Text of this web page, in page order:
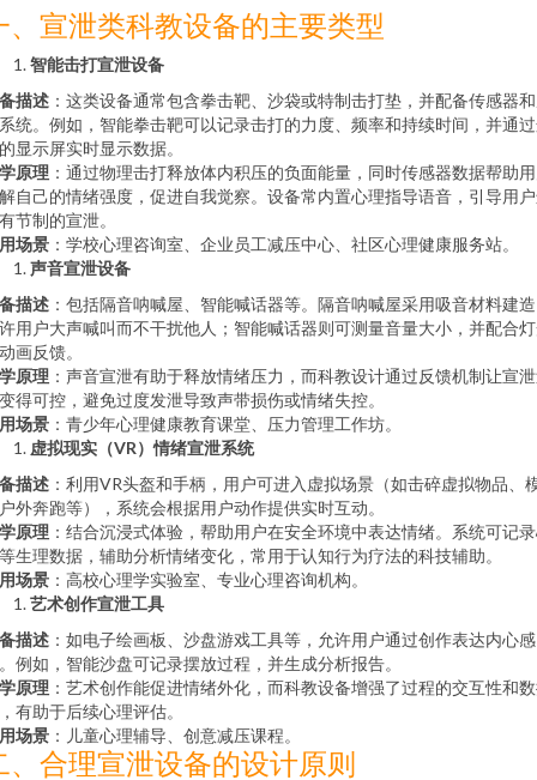
、宣泄类科教设备的主要类型
智能击打宣泄设备
描述 ：这类设备通常包含拳击靶、沙袋或特制击打垫，并配备传感器
统。例如，智能拳击靶可以记录击打的力度、频率和持续时间，并通
显示屏实时显示数据。
原理 ：通过物理击打释放体内积压的负面能量，同时传感器数据帮助
自己的情绪强度，促进自我觉察。设备常内置心理指导语音，引导用
节制的宣泄。
场景 ：学校心理咨询室、企业员工减压中心、社区心理健康服务站。
声音宣泄设备
描述 ：包括隔音呐喊屋、智能喊话器等。隔音呐喊屋采用吸音材料建
用户大声喊叫而不干扰他人；智能喊话器则可测量音量大小，并配合
画反馈。
原理 ：声音宣泄有助于释放情绪压力，而科教设计通过反馈机制让宣
得可控，避免过度发泄导致声带损伤或情绪失控。
场景 ：青少年心理健康教育课堂、压力管理工作坊。
虚拟现实（VR）情绪宣泄系统
描述 ：利用VR头盔和手柄，用户可进入虚拟场景（如击碎虚拟物品、
外奔跑等），系统会根据用户动作提供实时互动。
原理 ：结合沉浸式体验，帮助用户在安全环境中表达情绪。系统可记
生理数据，辅助分析情绪变化，常用于认知行为疗法的科技辅助。
场景 ：高校心理学实验室、专业心理咨询机构。
艺术创作宣泄工具
描述 ：如电子绘画板、沙盘游戏工具等，允许用户通过创作表达内心感
例如，智能沙盘可记录摆放过程，并生成分析报告。
原理 ：艺术创作能促进情绪外化，而科教设备增强了过程的交互性和
有助于后续心理评估。
场景 ：儿童心理辅导、创意减压课程。
、合理宣泄设备的设计原则